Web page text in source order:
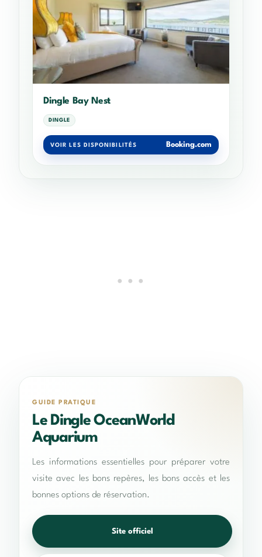
Dingle Bay Nest
DINGLE
VOIR LES DISPONIBILITÉS Booking.com
GUIDE PRATIQUE
Le Dingle OceanWorld
Aquarium
Les informations essentielles pour préparer votre
visite avec les bons repères, les bons accès et les
bonnes options de réservation.
Site officiel